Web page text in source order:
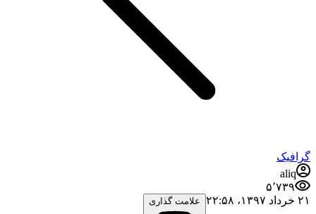
گرافیک
aliq
۵٬۷۳۹
۲۱ خرداد ۱۳۹۷،‏ ۲۲:۵۸
علامت گذاری